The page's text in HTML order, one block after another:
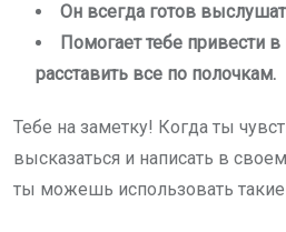
Он всегда готов
Помогает тебе привести
расставить все по полочкам.
Тебе на заметку! Когда ты
высказаться и написать в
ты можешь использовать